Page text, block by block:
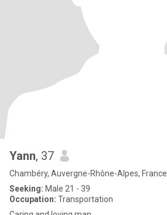
Yann, 37
Chambéry, Auvergne-Rhône-Alpes, France
Seeking: Male 21 - 39
Occupation: Transportation